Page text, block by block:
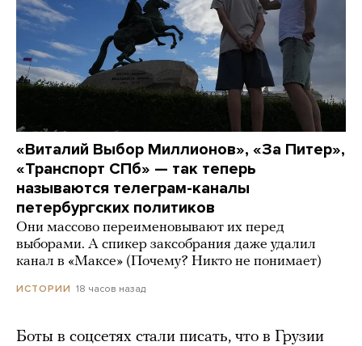
«Виталий Выбор Миллионов», «За Питер»,
«Транспорт СПб» — так теперь
называются телеграм-каналы
петербургских политиков
Они массово переименовывают их перед
выборами. А спикер заксобрания даже удалил
канал в «Максе» (Почему? Никто не понимает)
ИСТОРИИ 18 часов назад
Боты в соцсетях стали писать, что в Грузии